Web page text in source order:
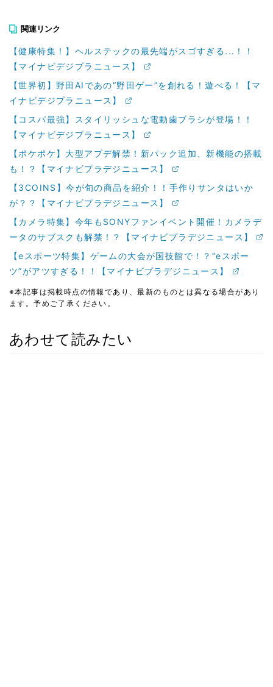
関連リンク
【健康特集！】ヘルステックの最先端がスゴすぎる...！！
【マイナビデジプラニュース】
【世界初】野田AIであの“野田ゲー”を創れる！遊べる！【マ
イナビデジプラニュース】
【コスパ最強】スタイリッシュな電動歯ブラシが登場！！
【マイナビデジプラニュース】
【ポケポケ】大型アプデ解禁！新パック追加、新機能の搭載
も！？【マイナビプラデジニュース】
【3COINS】今が旬の商品を紹介！！手作りサンタはいか
が？？【マイナビプラデジニュース】
【カメラ特集】今年もSONYファンイベント開催！カメラデ
ータのサブスクも解禁！？【マイナビプラデジニュース】
【eスポーツ特集】ゲームの大会が国技館で！？“eスポー
ツ”がアツすぎる！！【マイナビプラデジニュース】
※本記事は掲載時点の情報であり、最新のものとは異なる場合があり
ます。予めご了承ください。
あわせて読みたい